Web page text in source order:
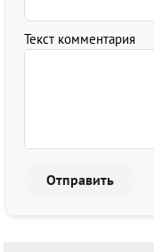
Текст комментария